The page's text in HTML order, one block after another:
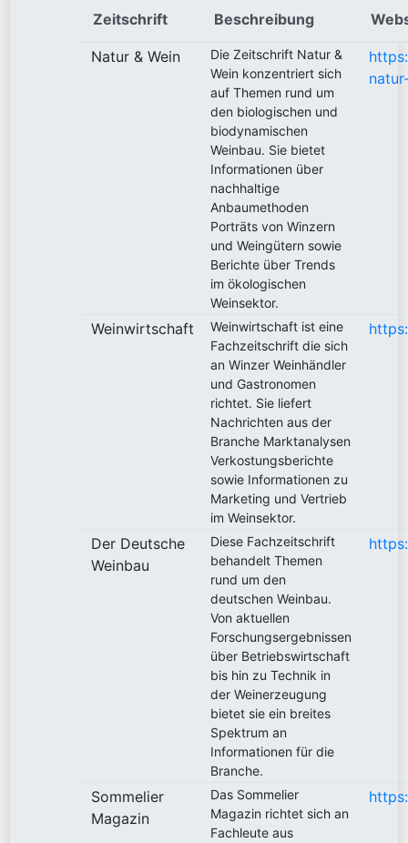
Zeitschrift Beschreibung
Natur & Wein
Die Zeitschrift Natur &
Wein konzentriert sich
auf Themen rund um
den biologischen und
biodynamischen
Weinbau. Sie bietet
Informationen über
nachhaltige
Anbaumethoden
Porträts von Winzern
und Weingütern sowie
Berichte über Trends
im ökologischen
Weinsektor.
Weinwirtschaft
Weinwirtschaft ist eine
Fachzeitschrift die sich
an Winzer Weinhändler
und Gastronomen
richtet. Sie liefert
Nachrichten aus der
Branche Marktanalysen
Verkostungsberichte
sowie Informationen zu
Marketing und Vertrieb
im Weinsektor.
Der Deutsche
Weinbau
Diese Fachzeitschrift
behandelt Themen
rund um den
deutschen Weinbau.
Von aktuellen
Forschungsergebnissen
über Betriebswirtschaft
bis hin zu Technik in
der Weinerzeugung
bietet sie ein breites
Spektrum an
Informationen für die
Branche.
Sommelier
Magazin
Das Sommelier
Magazin richtet sich an
Fachleute aus